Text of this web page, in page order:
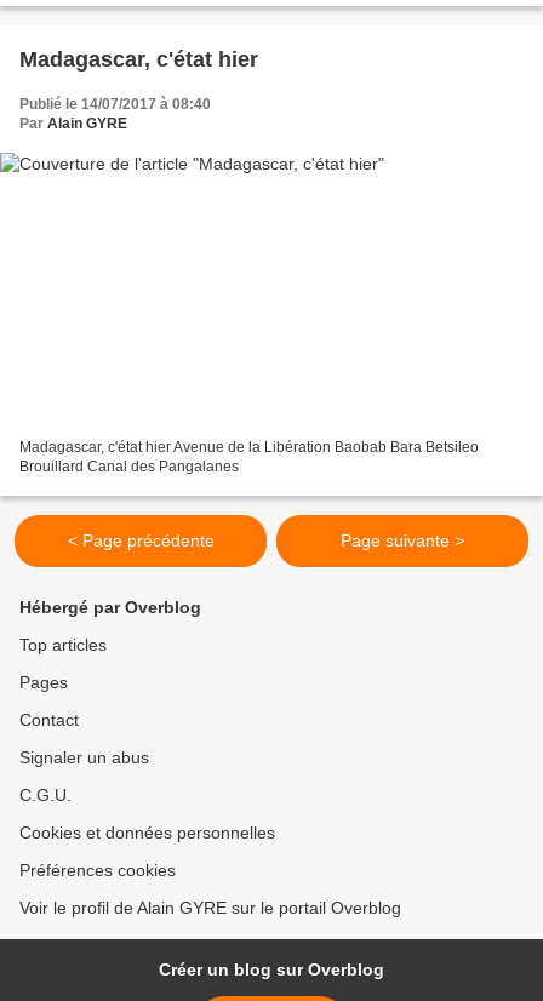
Madagascar, c'état hier
Publié le 14/07/2017 à 08:40
Par Alain GYRE
Madagascar, c'état hier Avenue de la Libération Baobab Bara Betsileo
Brouillard Canal des Pangalanes
< Page précédente Page suivante >
Hébergé par Overblog
Top articles
Pages
Contact
Signaler un abus
C.G.U.
Cookies et données personnelles
Préférences cookies
Voir le profil de Alain GYRE sur le portail Overblog
Créer un blog sur Overblog